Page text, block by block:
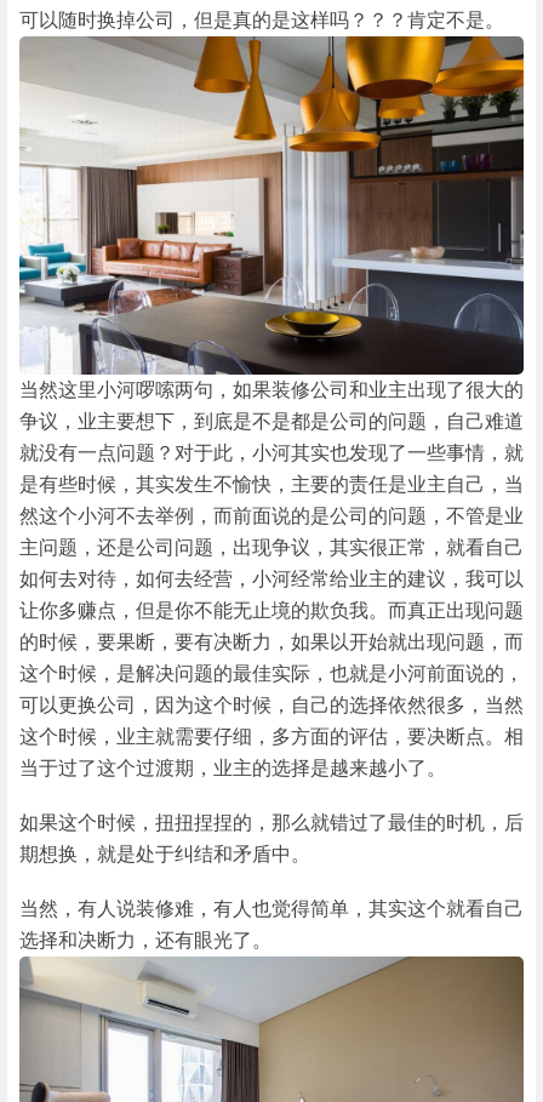
可以随时换掉公司，但是真的是这样吗？？？肯定不是。
当然这里小河啰嗦两句，如果装修公司和业主出现了很大的
争议，业主要想下，到底是不是都是公司的问题，自己难道
就没有一点问题？对于此，小河其实也发现了一些事情，就
是有些时候，其实发生不愉快，主要的责任是业主自己，当
然这个小河不去举例，而前面说的是公司的问题，不管是业
主问题，还是公司问题，出现争议，其实很正常，就看自己
如何去对待，如何去经营，小河经常给业主的建议，我可以
让你多赚点，但是你不能无止境的欺负我。而真正出现问题
的时候，要果断，要有决断力，如果以开始就出现问题，而
这个时候，是解决问题的最佳实际，也就是小河前面说的，
可以更换公司，因为这个时候，自己的选择依然很多，当然
这个时候，业主就需要仔细，多方面的评估，要决断点。相
当于过了这个过渡期，业主的选择是越来越小了。
如果这个时候，扭扭捏捏的，那么就错过了最佳的时机，后
期想换，就是处于纠结和矛盾中。
当然，有人说装修难，有人也觉得简单，其实这个就看自己
选择和决断力，还有眼光了。